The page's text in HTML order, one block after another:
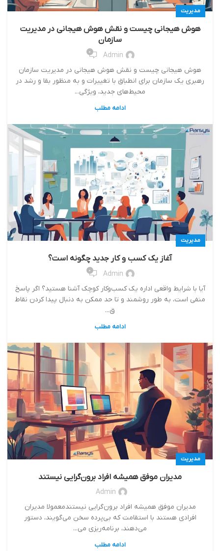
مدیریت
هوش هیجانی چیست و نقش هوش هیجانی در مدیریت
سازمان
Admin
0
هوش هیجانی چیست و نقش هوش هیجانی در مدیریت سازمان
رهبري يك‌ سازمان براي انطباق با تغييرات و به منظور بقا و رشد در
محيط‌هاي جديد، ويژگي...
ادامه مطلب
مدیریت
آغاز یک کسب و کار جدید چگونه است؟
Admin
0
آيا با شرايط واقعي اداره يك كسب‌وكار كوچك آشنا هستيد؟ اگر پاسخ
منفي است، به طور روشمند و تا حد ممكن به دنبال پيدا كردن نقاط
ق...
ادامه مطلب
مدیریت
مدیران موفق همیشه افراد برون‌گرایی نیستند
Admin
مدیران موفق همیشه افراد برون‌گرایی نیستندمعمولا‌ مديران
افرادی هستند با استقامت که بی‌پرده سخن می‌گویند، دستور
می‌دهند‌، برنامه‌ریزی می...
ادامه مطلب